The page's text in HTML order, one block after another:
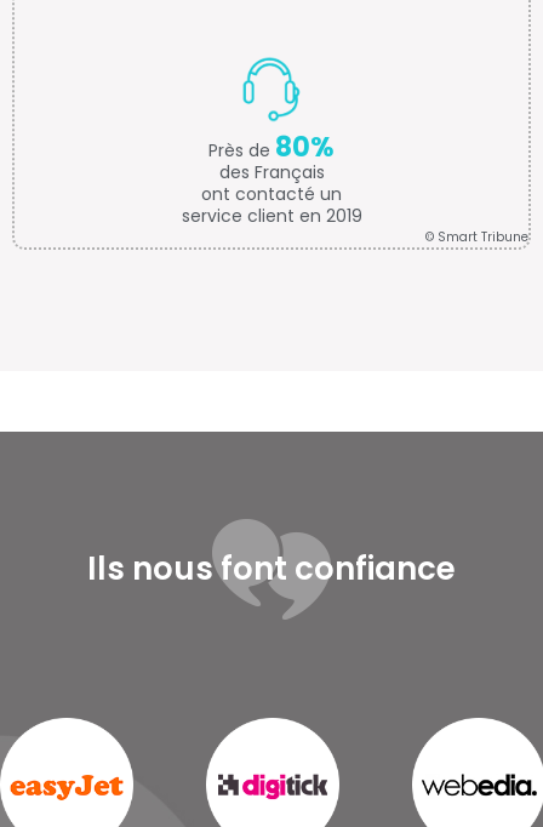
Près de 80%
des Français
ont contacté un
service client en 2019
© Smart Tribune
Ils nous font confiance